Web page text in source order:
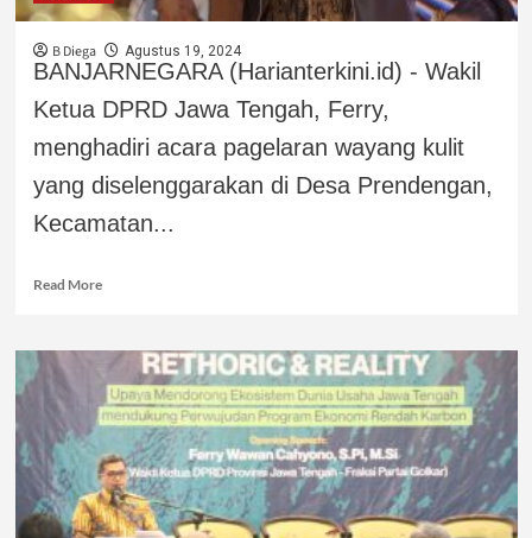
B Diega Agustus 19, 2024
BANJARNEGARA (Harianterkini.id) - Wakil
Ketua DPRD Jawa Tengah, Ferry,
menghadiri acara pagelaran wayang kulit
yang diselenggarakan di Desa Prendengan,
Kecamatan...
Read More